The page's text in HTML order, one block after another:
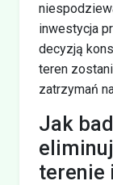
inwestycja
decyzją
teren
zatrzymań
Jak
terenie